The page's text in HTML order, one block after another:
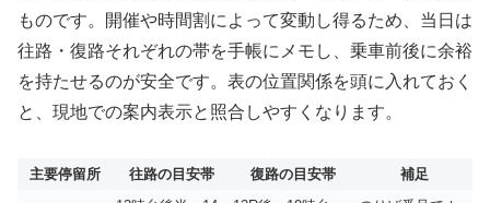
ものです。開催や時間割によって変動し得るため、当日は
往路・復路それぞれの帯を手帳にメモし、乗車前後に余裕
を持たせるのが安全です。表の位置関係を頭に入れておく
と、現地での案内表示と照合しやすくなります。
主要停留所 往路の目安帯 復路の目安帯
補足